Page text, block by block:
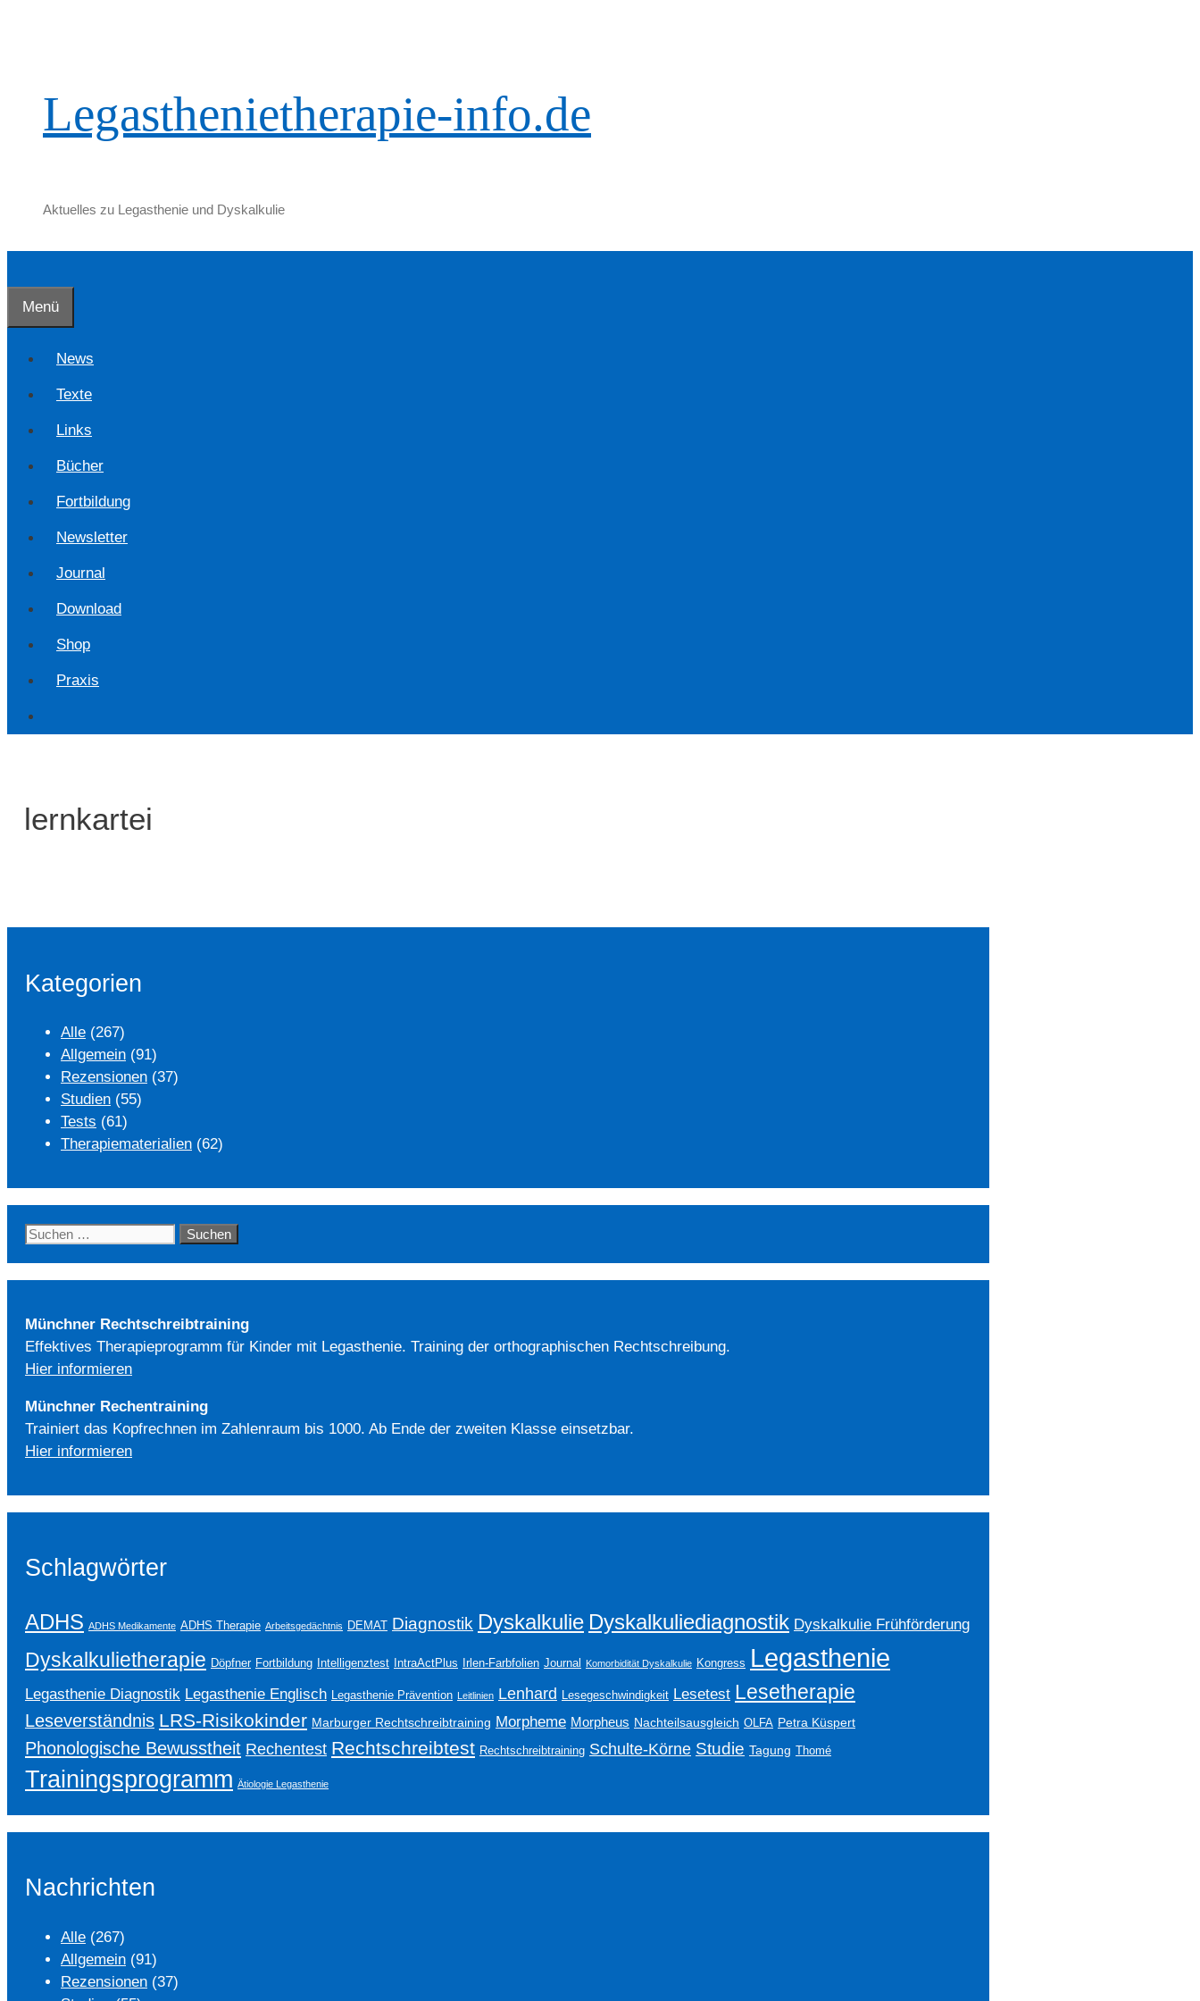
Legasthenietherapie-info.de
Aktuelles zu Legasthenie und Dyskalkulie
Menü
News
Texte
Links
Bücher
Fortbildung
Newsletter
Journal
Download
Shop
Praxis
lernkartei
Kategorien
Alle (267)
Allgemein (91)
Rezensionen (37)
Studien (55)
Tests (61)
Therapiematerialien (62)
Suchen
Münchner Rechtschreibtraining
Effektives Therapieprogramm für Kinder mit Legasthenie. Training der orthographischen Rechtschreibung.
Hier informieren
Münchner Rechentraining
Trainiert das Kopfrechnen im Zahlenraum bis 1000. Ab Ende der zweiten Klasse einsetzbar.
Hier informieren
Schlagwörter
ADHS ADHS Medikamente ADHS Therapie Arbeitsgedächtnis DEMAT Diagnostik Dyskalkulie Dyskalkuliediagnostik Dyskalkulie Frühförderung
Dyskalkulietherapie Döpfner Fortbildung Intelligenztest IntraActPlus Irlen-Farbfolien Journal Komorbidität Dyskalkulie Kongress Legasthenie
Legasthenie Diagnostik Legasthenie Englisch Legasthenie Prävention Leitlinien Lenhard Lesegeschwindigkeit Lesetest Lesetherapie
Leseverständnis LRS-Risikokinder Marburger Rechtschreibtraining Morpheme Morpheus Nachteilsausgleich OLFA Petra Küspert
Phonologische Bewusstheit Rechentest Rechtschreibtest Rechtschreibtraining Schulte-Körne Studie Tagung Thomé
Trainingsprogramm Ätiologie Legasthenie
Nachrichten
Alle (267)
Allgemein (91)
Rezensionen (37)